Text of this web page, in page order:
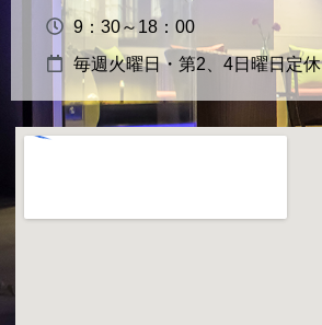
9：30～18：00
毎週火曜日・第2、4日曜日定休